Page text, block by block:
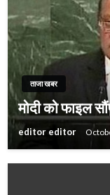
ताजा खबर
मोदी को फाइल
editor editor